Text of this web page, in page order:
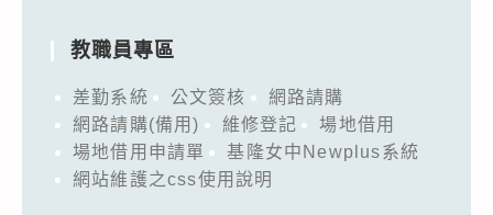
教職員專區
差勤系統 公文簽核
網路請購
網路請購(備用)
維修登記
場地借用
場地借用申請單
基隆女中Newplus系統
網站維護之css使用說明